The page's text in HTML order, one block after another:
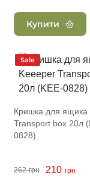
Купити
Sale
Кришка для ящика
Transport box 20л
0828)
262 грн 210 грн